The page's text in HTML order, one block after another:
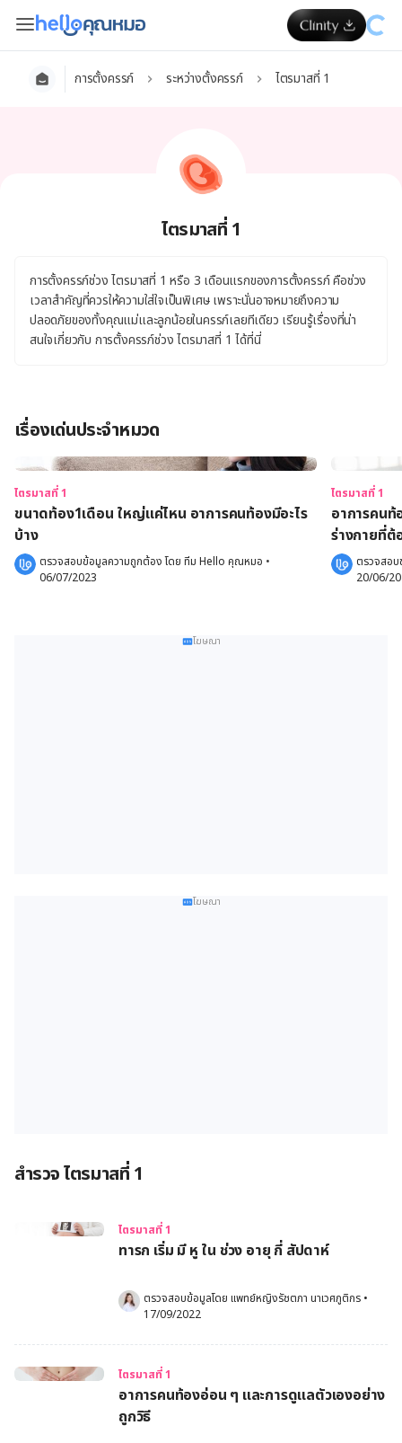
การตั้งครรภ์ ระหว่างตั้งครรภ์ ไตรมาสที่ 1
ไตรมาสที่ 1
การตั้งครรภ์ช่วง ไตรมาสที่ 1 หรือ 3 เดือนแรกของการตั้งครรภ์ คือช่วง
เวลาสำคัญที่ควรให้ความใส่ใจเป็นพิเศษ เพราะนั่นอาจหมายถึงความ
ปลอดภัยของทั้งคุณแม่และลูกน้อยในครรภ์เลยทีเดียว เรียนรู้เรื่องที่น่า
สนใจเกี่ยวกับ การตั้งครรภ์ช่วง ไตรมาสที่ 1 ได้ที่นี่
เรื่องเด่นประจำหมวด
ไตรมาสที่ 1
ขนาดท้อง1เดือน ใหญ่แค่ไหน อาการคนท้องมีอะไร
บ้าง
ตรวจสอบข้อมูลความถูกต้อง โดย ทีม Hello คุณหมอ •
06/07/2023
ไตรมาสที่ 1
อาการคน
ร่างกายที่
ตรวจสอ
20/06/
โฆษณา
โฆษณา
สำรวจ ไตรมาสที่ 1
ไตรมาสที่ 1
ทารก เริ่ม มี หู ใน ช่วง อายุ กี่ สัปดาห์
ตรวจสอบข้อมูลโดย แพทย์หญิงรัชตภา นาเวศภูติกร •
17/09/2022
ไตรมาสที่ 1
อาการคนท้องอ่อน ๆ และการดูแลตัวเองอย่าง
ถูกวิธี